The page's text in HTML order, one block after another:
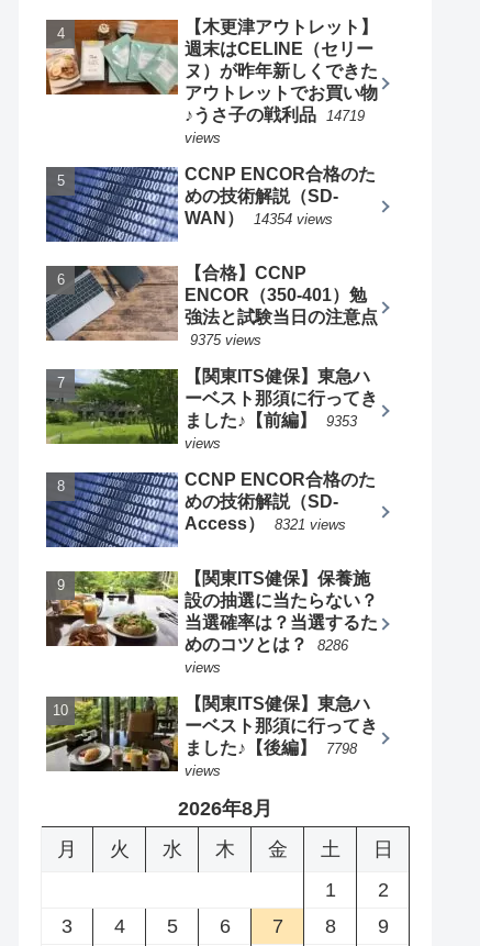
【木更津アウトレット】
週末はCELINE（セリー
ヌ）が昨年新しくできた
アウトレットでお買い物
♪うさ子の戦利品
14719
views
CCNP ENCOR合格のた
めの技術解説（SD-
WAN）
14354 views
【合格】CCNP
ENCOR（350-401）勉
強法と試験当日の注意点
9375 views
【関東ITS健保】東急ハ
ーベスト那須に行ってき
ました♪【前編】
9353
views
CCNP ENCOR合格のた
めの技術解説（SD-
Access）
8321 views
【関東ITS健保】保養施
設の抽選に当たらない？
当選確率は？当選するた
めのコツとは？
8286
views
【関東ITS健保】東急ハ
ーベスト那須に行ってき
ました♪【後編】
7798
views
2026年8月
月
火 水 木 金 土
日
1
2
3
4 5 6 7 8
9